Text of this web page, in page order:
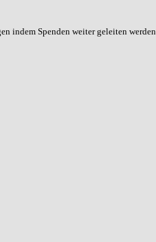
indem Spenden weiter geleiten werden.